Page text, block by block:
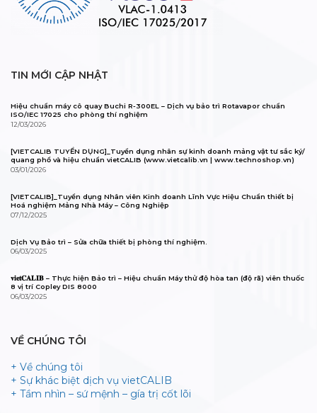
TIN MỚI CẬP NHẬT
Hiệu chuẩn máy cô quay Buchi R-300EL – Dịch vụ bảo trì Rotavapor chuẩn
ISO/IEC 17025 cho phòng thí nghiệm
12/03/2026
[VIETCALIB TUYỂN DỤNG]_Tuyển dụng nhân sự kinh doanh mảng vật tư sắc ký/
quang phổ và hiệu chuẩn vietCALIB (www.vietcalib.vn | www.technoshop.vn)
03/01/2026
[VIETCALIB]_Tuyển dụng Nhân viên Kinh doanh Lĩnh Vực Hiệu Chuẩn thiết bị
Hoá nghiệm Mảng Nhà Máy – Công Nghiệp
07/12/2025
Dịch Vụ Bảo trì – Sửa chữa thiết bị phòng thí nghiệm.
06/03/2025
𝐯𝐢𝐞𝐭𝐂𝐀𝐋𝐈𝐁 – Thực hiện Bảo trì – Hiệu chuẩn Máy thử độ hòa tan (độ rã) viên thuốc
8 vị trí Copley DIS 8000
06/03/2025
VỀ CHÚNG TÔI
+ Về chúng tôi
+ Sự khác biệt dịch vụ vietCALIB
+ Tầm nhìn – sứ mệnh – gía trị cốt lõi